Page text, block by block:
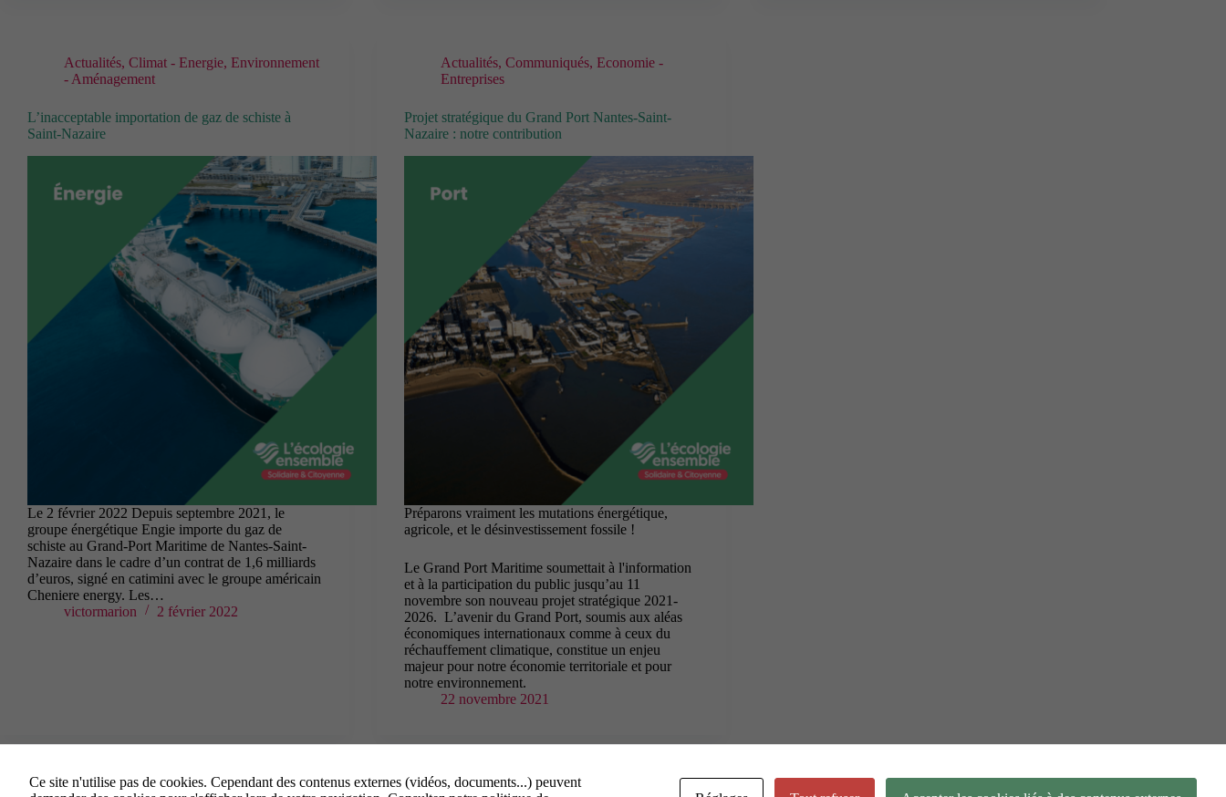
Actualités, Climat - Energie, Environnement
- Aménagement
L’inacceptable importation de gaz de schiste à
Saint-Nazaire
Le 2 février 2022 Depuis septembre 2021, le
groupe énergétique Engie importe du gaz de
schiste au Grand-Port Maritime de Nantes-Saint-
Nazaire dans le cadre d’un contrat de 1,6 milliards
d’euros, signé en catimini avec le groupe américain
Cheniere energy. Les…
victormarion
2 février 2022
Actualités,Communiqués,Economie -
Entreprises
Projet stratégique du Grand Port Nantes-Saint-
Nazaire : notre contribution
Préparons vraiment les mutations énergétique,
agricole, et le désinvestissement fossile !
Le Grand Port Maritime soumettait à l'information
et à la participation du public jusqu’au 11
novembre son nouveau projet stratégique 2021-
2026. L’avenir du Grand Port, soumis aux aléas
économiques internationaux comme à ceux du
réchauffement climatique, constitue un enjeu
majeur pour notre économie territoriale et pour
notre environnement.
22 novembre 2021
Ce site n'utilise pas de cookies. Cependant des contenus externes (vidéos, documents...) peuvent